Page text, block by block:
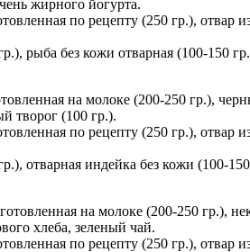
жирного йогурта.
по рецепту (250 гр.), отвар
рыба без кожи отварная (100-150
на молоке (200-250 гр.),
творог (100 гр.).
по рецепту (250 гр.), отвар
отварная индейка без кожи (100-
на молоке (200-250 гр.),
хлеба, зеленый чай.
по рецепту (250 гр.), отвар